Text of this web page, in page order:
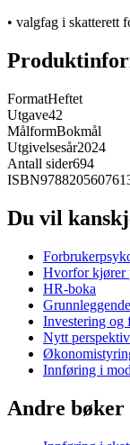
• valgfag i skatterett
FormatHeftet
Utgave42
MålformBokmål
Utgivelsesår2024
Antall sider694
ISBN
Du vil
Hvorfor kjører
HR-boka
Investering og
Nytt
Innføring i
Andre